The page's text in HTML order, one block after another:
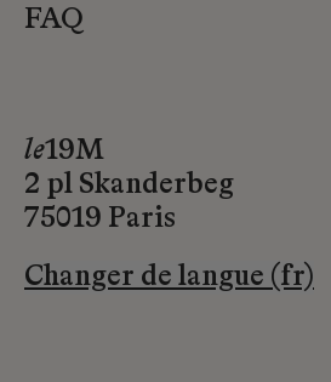
FAQ
le19M
2 pl Skanderbeg
75019 Paris
Changer de langue (fr)